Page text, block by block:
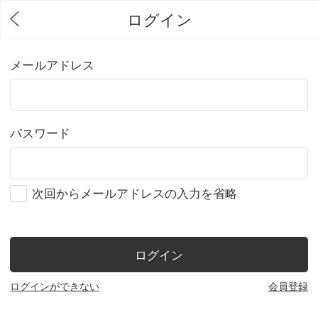
ログイン
メールアドレス
パスワード
次回からメールアドレスの入力を省略
ログイン
ログインができない 会員登録